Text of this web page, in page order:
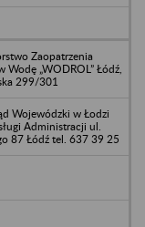
Zaopatrzenia
Wodę „WODROL” Łódź,
299/301
Wojewódzki w Łodzi
Administracji ul.
87 Łódź tel. 637 39 25